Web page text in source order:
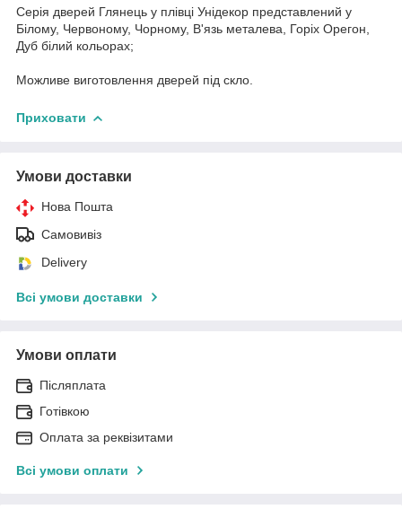
Серія дверей Глянець у плівці Унідекор представлений у
Білому, Червоному, Чорному, В'язь металева, Горіх Орегон,
Дуб білий кольорах;
Можливе виготовлення дверей під скло.
Приховати
Умови доставки
Нова Пошта
Самовивіз
Delivery
Всі умови доставки
Умови оплати
Післяплата
Готівкою
Оплата за реквізитами
Всі умови оплати